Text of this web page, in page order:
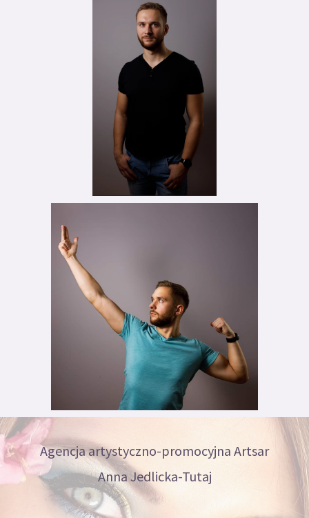
Agencja artystyczno-promocyjna Artsar
Anna Jedlicka-Tutaj